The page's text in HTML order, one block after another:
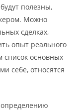
полезны,
Можно
сделках,
опыт реального
список основных
себе, относятся